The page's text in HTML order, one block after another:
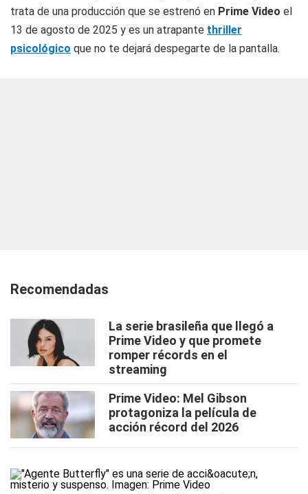
trata de una producción que se estrenó en Prime Video el
13 de agosto de 2025 y es un atrapante thriller
psicológico que no te dejará despegarte de la pantalla.
Recomendadas
La serie brasileña que llegó a
Prime Video y que promete
romper récords en el
streaming
Prime Video: Mel Gibson
protagoniza la película de
acción récord del 2026